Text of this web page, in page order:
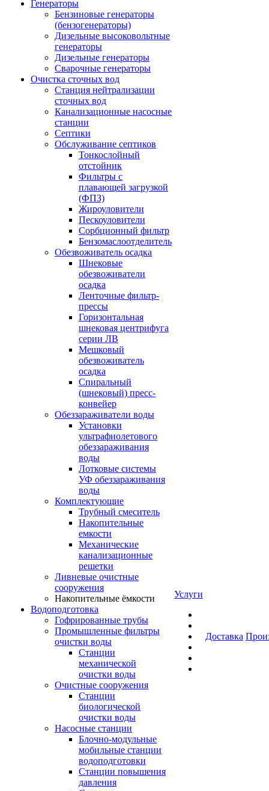
Генераторы
Бензиновые генераторы
(бензогенераторы)
Дизельные высоковольтные
генераторы
Дизельные генераторы
Сварочные генераторы
Очистка сточных вод
Станция нейтрализации
сточных вод
Канализационные насосные
станции
Септики
Обслуживание септиков
Тонкослойный
отстойник
Фильтры с
плавающей загрузкой
(ФПЗ)
Жироуловители
Пескоуловители
Сорбционный фильтр
Бензомаслоотделитель
Обезвоживатель осадка
Шнековые
обезвоживатели
осадка
Ленточные фильтр-
прессы
Горизонтальная
шнековая центрифуга
серии ЛВ
Мешковый
обезвоживатель
осадка
Спиральный
(шнековый) пресс-
конвейер
Обеззараживатели воды
Установки
ультрафиолетового
обеззараживания
воды
Лотковые системы
УФ обеззараживания
воды
Комплектующие
Трубный смеситель
Накопительные
емкости
Механические
канализационные
решетки
Ливневые очистные
сооружения
Накопительные ёмкости
Водоподготовка
Гофрированные трубы
Промышленные фильтры
очистки воды
Станции
механической
очистки воды
Очистные сооружения
Станции
биологической
очистки воды
Насосные станции
Блочно-модульные
мобильные станции
водоподготовки
Станции повышения
давления
Услуги
Доставка